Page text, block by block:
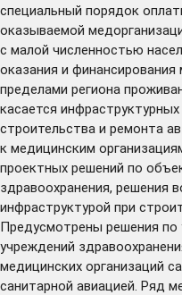
специальный порядок
оказываемой
с малой численностью
оказания и
пределами региона
касается
строительства и ремонта
к медицинским
проектных решений по
здравоохранения, решения
инфраструктурой при
Предусмотрены решения
учреждений
медицинских организаций
санитарной авиацией. Ряд